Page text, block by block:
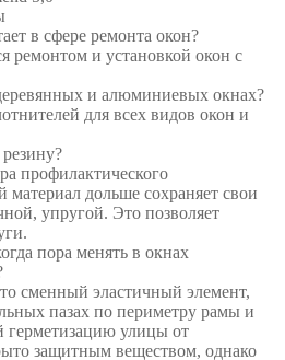
в сфере ремонта окон?
ремонтом и установкой окон с
и алюминиевых окнах?
для всех видов окон и
профилактического
дольше сохраняет свои
упругой. Это позволяет
пора менять в окнах
сменный эластичный элемент,
пазах по периметру рамы и
герметизацию улицы от
защитным веществом, однако